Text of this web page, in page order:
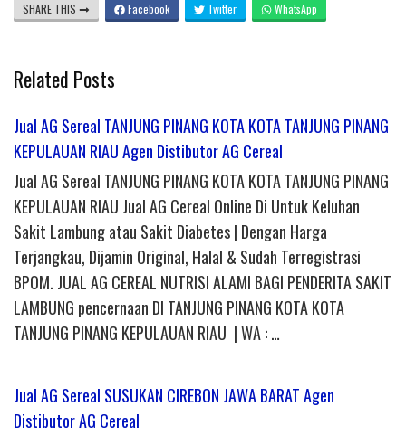
SHARE THIS Facebook Twitter WhatsApp
Related Posts
Jual AG Sereal TANJUNG PINANG KOTA KOTA TANJUNG PINANG
KEPULAUAN RIAU Agen Distibutor AG Cereal
Jual AG Sereal TANJUNG PINANG KOTA KOTA TANJUNG PINANG
KEPULAUAN RIAU Jual AG Cereal Online Di Untuk Keluhan
Sakit Lambung atau Sakit Diabetes | Dengan Harga
Terjangkau, Dijamin Original, Halal & Sudah Terregistrasi
BPOM. JUAL AG CEREAL NUTRISI ALAMI BAGI PENDERITA SAKIT
LAMBUNG pencernaan DI TANJUNG PINANG KOTA KOTA
TANJUNG PINANG KEPULAUAN RIAU | WA : …
Jual AG Sereal SUSUKAN CIREBON JAWA BARAT Agen
Distibutor AG Cereal